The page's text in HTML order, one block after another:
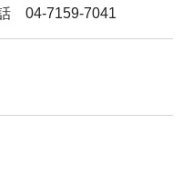
04-7159-7041